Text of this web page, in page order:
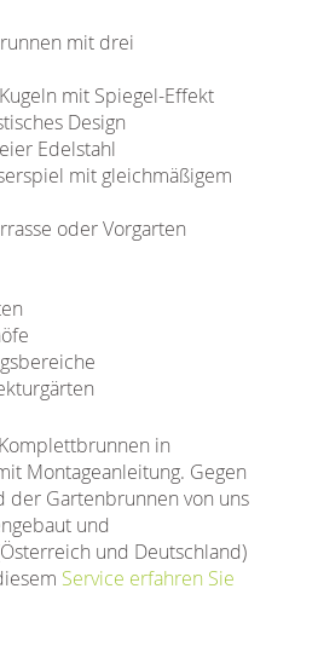
mit drei
mit Spiegel-Effekt
Design
Edelstahl
mit gleichmäßigem
oder Vorgarten
in
Montageanleitung. Gegen
der Gartenbrunnen von uns
und
und Deutschland)
Service erfahren Sie